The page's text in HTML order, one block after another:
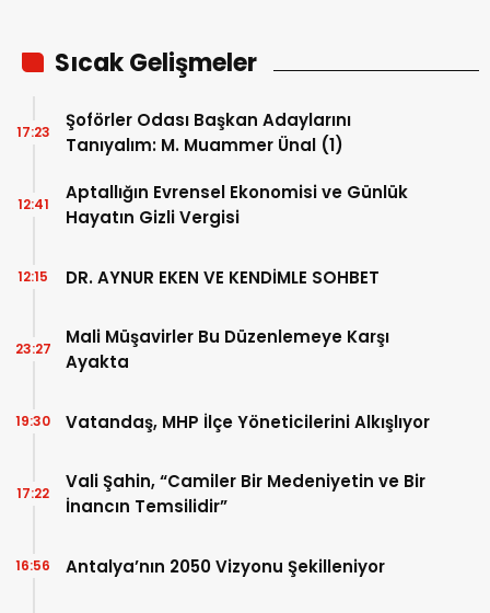
Sıcak Gelişmeler
Şoförler Odası Başkan Adaylarını
Tanıyalım: M. Muammer Ünal (1)
17:23
Aptallığın Evrensel Ekonomisi ve Günlük
Hayatın Gizli Vergisi
12:41
DR. AYNUR EKEN VE KENDİMLE SOHBET
12:15
Mali Müşavirler Bu Düzenlemeye Karşı
Ayakta
23:27
Vatandaş, MHP İlçe Yöneticilerini Alkışlıyor
19:30
Vali Şahin, “Camiler Bir Medeniyetin ve Bir
İnancın Temsilidir”
17:22
Antalya’nın 2050 Vizyonu Şekilleniyor
16:56